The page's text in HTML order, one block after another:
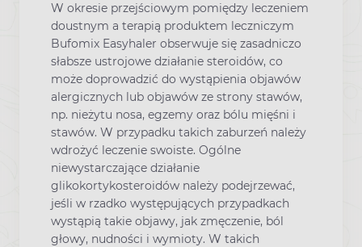
W okresie przejściowym pomiędzy leczeniem
doustnym a terapią produktem leczniczym
Bufomix Easyhaler obserwuje się zasadniczo
słabsze ustrojowe działanie steroidów, co
może doprowadzić do wystąpienia objawów
alergicznych lub objawów ze strony stawów,
np. nieżytu nosa, egzemy oraz bólu mięśni i
stawów. W przypadku takich zaburzeń należy
wdrożyć leczenie swoiste. Ogólne
niewystarczające działanie
glikokortykosteroidów należy podejrzewać,
jeśli w rzadko występujących przypadkach
wystąpią takie objawy, jak zmęczenie, ból
głowy, nudności i wymioty. W takich